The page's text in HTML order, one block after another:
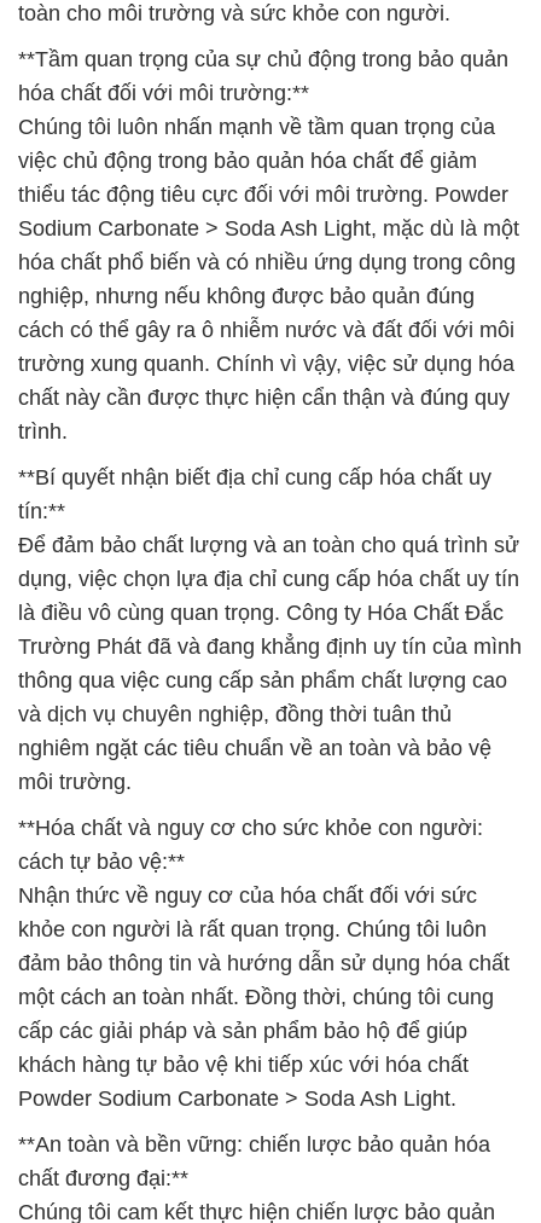
toàn cho môi trường và sức khỏe con người.
**Tầm quan trọng của sự chủ động trong bảo quản
hóa chất đối với môi trường:**
Chúng tôi luôn nhấn mạnh về tầm quan trọng của
việc chủ động trong bảo quản hóa chất để giảm
thiểu tác động tiêu cực đối với môi trường. Powder
Sodium Carbonate > Soda Ash Light, mặc dù là một
hóa chất phổ biến và có nhiều ứng dụng trong công
nghiệp, nhưng nếu không được bảo quản đúng
cách có thể gây ra ô nhiễm nước và đất đối với môi
trường xung quanh. Chính vì vậy, việc sử dụng hóa
chất này cần được thực hiện cẩn thận và đúng quy
trình.
**Bí quyết nhận biết địa chỉ cung cấp hóa chất uy
tín:**
Để đảm bảo chất lượng và an toàn cho quá trình sử
dụng, việc chọn lựa địa chỉ cung cấp hóa chất uy tín
là điều vô cùng quan trọng. Công ty Hóa Chất Đắc
Trường Phát đã và đang khẳng định uy tín của mình
thông qua việc cung cấp sản phẩm chất lượng cao
và dịch vụ chuyên nghiệp, đồng thời tuân thủ
nghiêm ngặt các tiêu chuẩn về an toàn và bảo vệ
môi trường.
**Hóa chất và nguy cơ cho sức khỏe con người:
cách tự bảo vệ:**
Nhận thức về nguy cơ của hóa chất đối với sức
khỏe con người là rất quan trọng. Chúng tôi luôn
đảm bảo thông tin và hướng dẫn sử dụng hóa chất
một cách an toàn nhất. Đồng thời, chúng tôi cung
cấp các giải pháp và sản phẩm bảo hộ để giúp
khách hàng tự bảo vệ khi tiếp xúc với hóa chất
Powder Sodium Carbonate > Soda Ash Light.
**An toàn và bền vững: chiến lược bảo quản hóa
chất đương đại:**
Chúng tôi cam kết thực hiện chiến lược bảo quản